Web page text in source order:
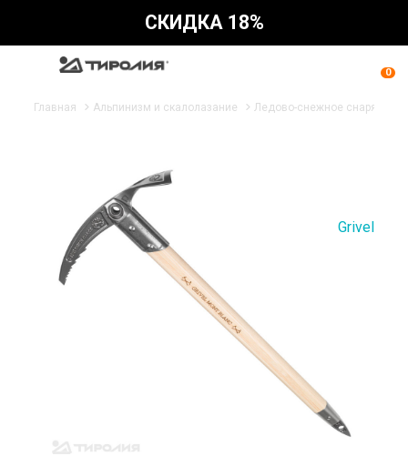
СКИДКА 18%
0
Главная Альпинизм и скалолазание Ледово-снежное
Grivel